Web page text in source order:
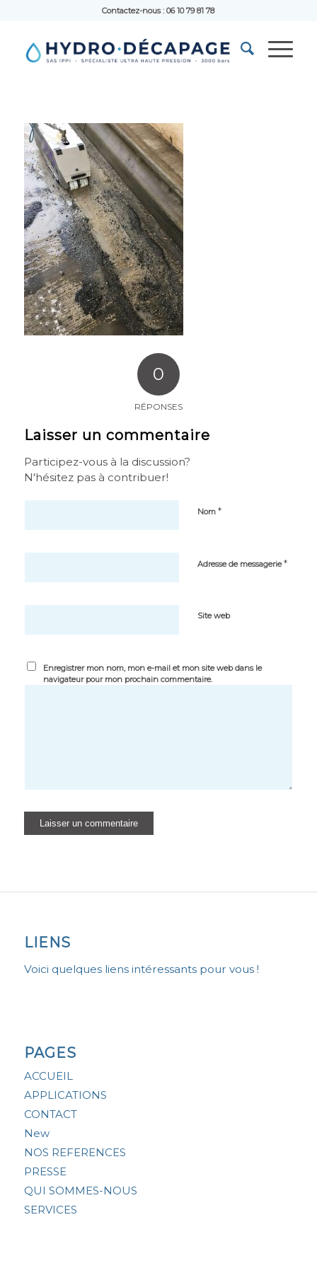
Contactez-nous : 06 10 79 81 78
0
RÉPONSES
Laisser un commentaire
Participez-vous à la discussion?
N'hésitez pas à contribuer!
Nom *
Adresse de messagerie*
Site web
Enregistrer mon nom, mon e-mail et mon site web dans le
navigateur pour mon prochain commentaire.
LIENS
Voici quelques liens intéressants pour vous !
PAGES
ACCUEIL
APPLICATIONS
CONTACT
New
NOS REFERENCES
PRESSE
QUI SOMMES-NOUS
SERVICES